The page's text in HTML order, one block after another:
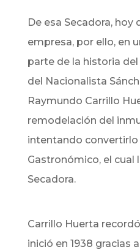
De esa Secadora, hoy
empresa, por ello, en
parte de la historia
del Nacionalista
Raymundo Carrillo
remodelación del
intentando convertirlo
Gastronómico, el cual
Secadora.
Carrillo Huerta
inició en 1938 gracias